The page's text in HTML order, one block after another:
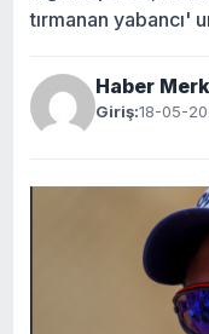
tırmanan yabancı'
Haber
Giriş:18-05-